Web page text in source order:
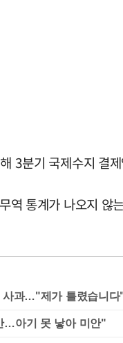
3분기 국제수지 결
역 통계가 나오지 않
사과…"제가 틀렸습니다
…아기 못 낳아 미안"